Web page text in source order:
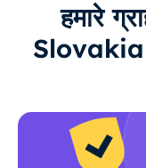
हमारे
Slovakia